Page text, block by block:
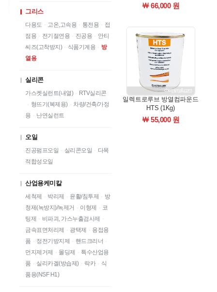
그리스
다용도 · 고온,고속용 · 통전용 · 접
점용 · 전기절연용 · 진공용 · 안티
씨즈(고착방지) · 식품기계용 · 방
열용
실리콘
가스켓실런트(내열) · RTV실리콘
· 형뜨기(복제용) · 차량/건축/가정
용 · 난연실런트
오일
진공펌프오일 · 실리콘오일 · 다목
적합성오일
산업용케미칼
세척제 · 박리제 · 윤활/침투제 · 방
청제(녹방지)/녹제거 · 이형제 · 코
팅제 · 비파괴, 가스누출검사제
·
금속표면처리제
· 광택제 · 용접용
품 · 정전기방지제 · 핸드크리너 ·
먼지제거제
· 몰딩제 · 특수산업용
품 · 실리카겔(방습제) · 락카 · 식
품용(NSF H1)
￦ 66,000 원
일렉트로루브 방열컴파운드
HTS (1Kg)
￦ 55,000 원